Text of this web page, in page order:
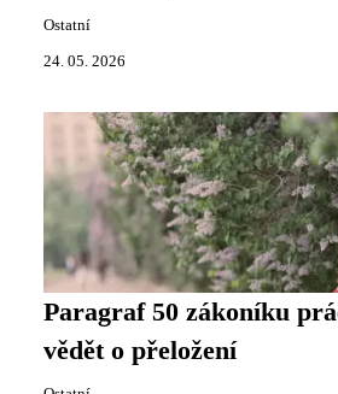
Ostatní
24. 05. 2026
Paragraf 50 zákoníku
vědět o přeložení